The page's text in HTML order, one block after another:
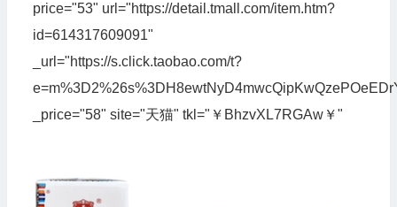
price="53" url="https://detail.tmall.com/item.htm?
id=614317609091"
_url="https://s.click.taobao.com/t?
_price="58" site="天猫" tkl="￥BhzvXL7RGAw￥"